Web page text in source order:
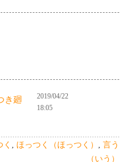
き廻
2019/04/22
18:05
ほっつく（ほっつく）
言う
（いう）